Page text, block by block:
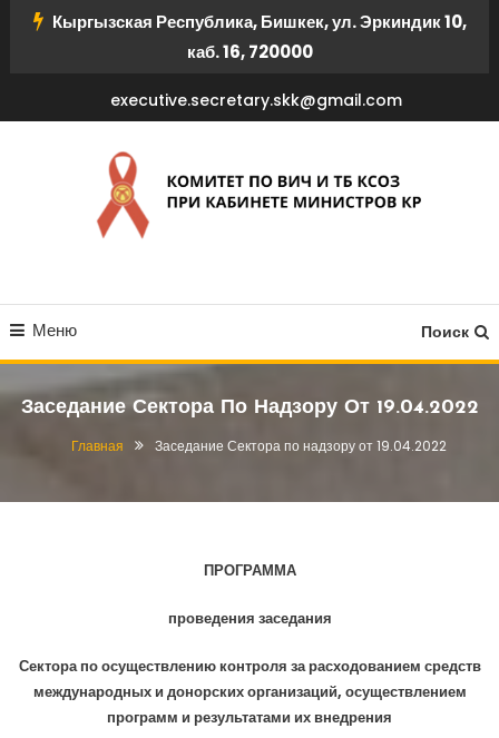
ПерейтиКыргызская Республика, Бишкек, ул. Эркиндик 10,
каб. 16, 720000
executive.secretary.skk@gmail.com
КСОЗ ПРИ КАБИНЕТЕ
МИНИСТРОВ КР
Меню Поиск
Заседание Сектора По Надзору От 19.04.2022
Главная Заседание Сектора по надзору от 19.04.2022
ПРОГРАММА
проведения заседания
Сектора по осуществлению контроля за расходованием средств
международных и донорских организаций, осуществлением
программ и результатами их внедрения